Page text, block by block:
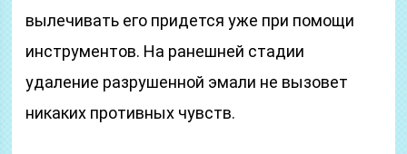
вылечивать его придется уже при помощи
инструментов. На ранешней стадии
удаление разрушенной эмали не вызовет
никаких противных чувств.